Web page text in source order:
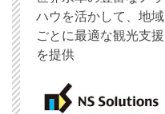
ハウを活かして、地域
ごとに最適な観光支援
を提供